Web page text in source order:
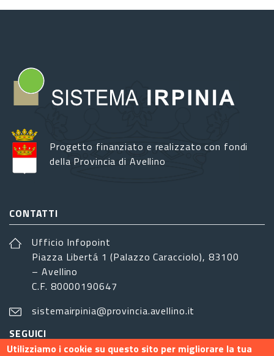
Progetto finanziato e realizzato con fondi
della Provincia di Avellino
CONTATTI
Ufficio Infopoint
Piazza Libertá 1 (Palazzo Caracciolo), 83100
– Avellino
C.F. 80000190647
sistemairpinia@provincia.avellino.it
SEGUICI
Utilizziamo i cookie su questo sito per migliorare la tua